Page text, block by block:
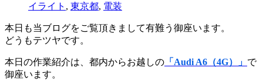
イライト , 東京都, 電装
本日も当ブログをご覧頂きまして有難う御座います。
どうもテツヤです。
本日の作業紹介は、都内からお越しの 「Audi A6（4G）」 で
御座います。